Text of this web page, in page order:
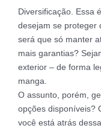
Diversificação. Essa
desejam se proteger
será que só manter
mais garantias?
exterior – de forma
manga.
O assunto, porém,
opções disponíveis?
você está atrás